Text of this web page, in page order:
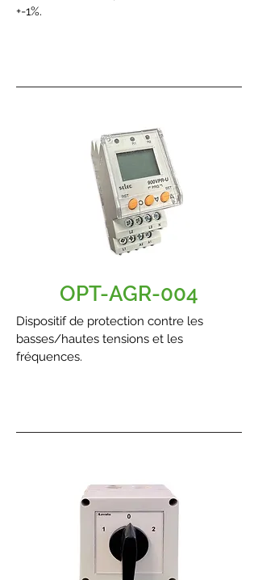
+-1%.
OPT-AGR-004
Dispositif de protection contre les
basses/hautes tensions et les
fréquences.